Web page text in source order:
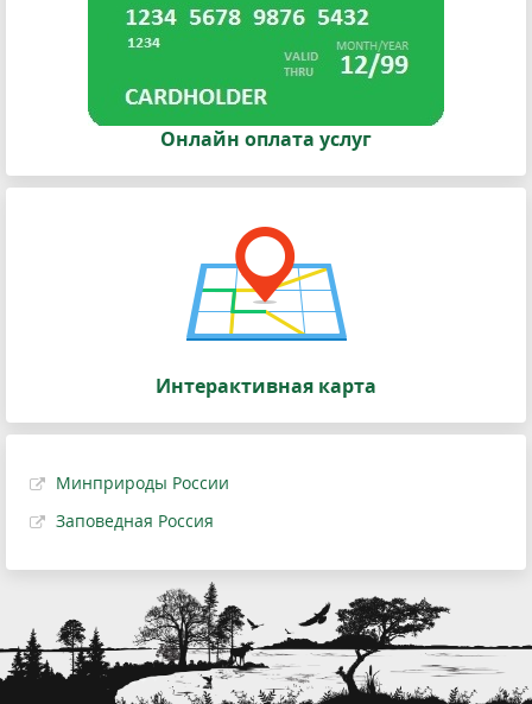
Онлайн оплата услуг
Интерактивная карта
Минприроды России
Заповедная Россия